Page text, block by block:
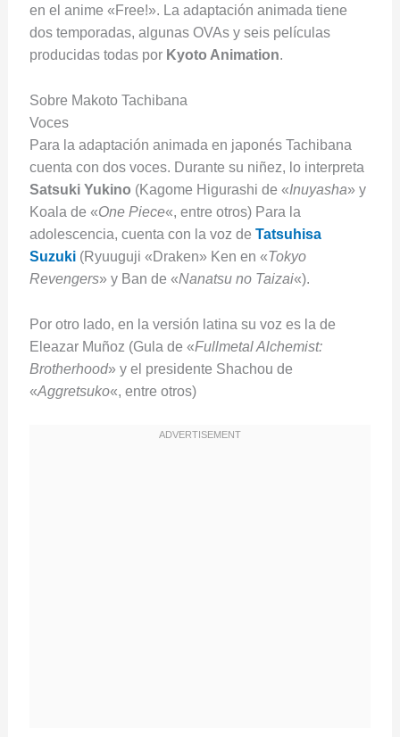
en el anime «Free!». La adaptación animada tiene
dos temporadas, algunas OVAs y seis películas
producidas todas por Kyoto Animation.
Sobre Makoto Tachibana
Voces
Para la adaptación animada en japonés Tachibana
cuenta con dos voces. Durante su niñez, lo interpreta
Satsuki Yukino (Kagome Higurashi de «Inuyasha» y
Koala de «One Piece«, entre otros) Para la
adolescencia, cuenta con la voz de Tatsuhisa
Suzuki(Ryuuguji «Draken» Ken en «Tokyo
Revengers» y Ban de «Nanatsu no Taizai«).
Por otro lado, en la versión latina su voz es la de
Eleazar Muñoz (Gula de «Fullmetal Alchemist:
Brotherhood» y el presidente Shachou de
«Aggretsuko«, entre otros)